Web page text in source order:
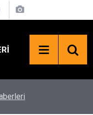
Yeni Teklif SOL